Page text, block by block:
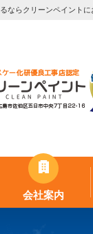
ならクリーンペイントに
会社案内